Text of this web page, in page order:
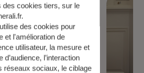
des cookies tiers, sur le
des cookies pour
et l'amélioration de
utilisateur, la mesure et
d’audience, l’interaction
réseaux sociaux, le ciblage